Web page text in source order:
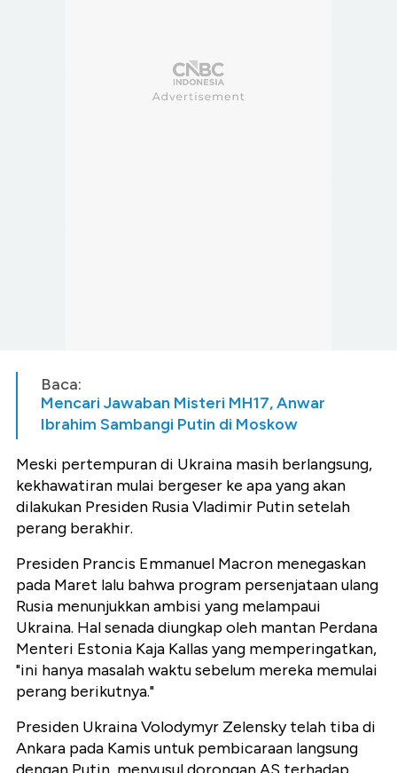
Baca:
Mencari Jawaban Misteri MH17, Anwar
Ibrahim Sambangi Putin di Moskow
Meski pertempuran di Ukraina masih berlangsung,
kekhawatiran mulai bergeser ke apa yang akan
dilakukan Presiden Rusia Vladimir Putin setelah
perang berakhir.
Presiden Prancis Emmanuel Macron menegaskan
pada Maret lalu bahwa program persenjataan ulang
Rusia menunjukkan ambisi yang melampaui
Ukraina. Hal senada diungkap oleh mantan Perdana
Menteri Estonia Kaja Kallas yang memperingatkan,
"ini hanya masalah waktu sebelum mereka memulai
perang berikutnya."
Presiden Ukraina Volodymyr Zelensky telah tiba di
Ankara pada Kamis untuk pembicaraan langsung